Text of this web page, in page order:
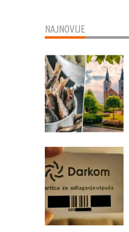
NAJNOVIJE